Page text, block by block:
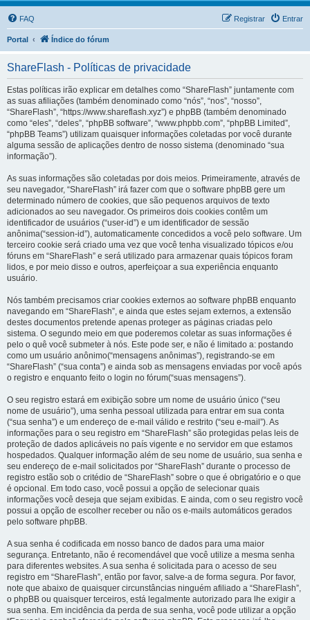
FAQ Entrar
Registrar
Portal Índice do fórum
ShareFlash - Políticas de privacidade
Estas políticas irão explicar em detalhes como “ShareFlash” juntamente com
as suas afiliações (também denominado como “nós”, “nos”, “nosso”,
“ShareFlash”, “https://www.shareflash.xyz”) e phpBB (também denominado
como “eles”, “deles”, “phpBB software”, “www.phpbb.com”, “phpBB Limited”,
“phpBB Teams”) utilizam quaisquer informações coletadas por você durante
alguma sessão de aplicações dentro de nosso sistema (denominado “sua
informação”).
As suas informações são coletadas por dois meios. Primeiramente, através de
seu navegador, “ShareFlash” irá fazer com que o software phpBB gere um
determinado número de cookies, que são pequenos arquivos de texto
adicionados ao seu navegador. Os primeiros dois cookies contêm um
identificador de usuários (“user-id”) e um identificador de sessão
anônima(“session-id”), automaticamente concedidos a você pelo software. Um
terceiro cookie será criado uma vez que você tenha visualizado tópicos e/ou
fóruns em “ShareFlash” e será utilizado para armazenar quais tópicos foram
lidos, e por meio disso e outros, aperfeiçoar a sua experiência enquanto
usuário.
Nós também precisamos criar cookies externos ao software phpBB enquanto
navegando em “ShareFlash”, e ainda que estes sejam externos, a extensão
destes documentos pretende apenas proteger as páginas criadas pelo
sistema. O segundo meio em que poderemos coletar as suas informações é
pelo o quê você submeter à nós. Este pode ser, e não é limitado a: postando
como um usuário anônimo(“mensagens anônimas”), registrando-se em
“ShareFlash” (“sua conta”) e ainda sob as mensagens enviadas por você após
o registro e enquanto feito o login no fórum(“suas mensagens”).
O seu registro estará em exibição sobre um nome de usuário único (“seu
nome de usuário”), uma senha pessoal utilizada para entrar em sua conta
(“sua senha”) e um endereço de e-mail válido e restrito (“seu e-mail”). As
informações para o seu registro em “ShareFlash” são protegidas pelas leis de
proteção de dados aplicáveis no país vigente e no servidor em que estamos
hospedados. Qualquer informação além de seu nome de usuário, sua senha e
seu endereço de e-mail solicitados por “ShareFlash” durante o processo de
registro estão sob o critédio de “ShareFlash” sobre o que é obrigatório e o que
é opcional. Em todo caso, você possui a opção de selecionar quais
informações você deseja que sejam exibidas. E ainda, com o seu registro você
possui a opção de escolher receber ou não os e-mails automáticos gerados
pelo software phpBB.
A sua senha é codificada em nosso banco de dados para uma maior
segurança. Entretanto, não é recomendável que você utilize a mesma senha
para diferentes websites. A sua senha é solicitada para o acesso de seu
registro em “ShareFlash”, então por favor, salve-a de forma segura. Por favor,
note que abaixo de quaisquer circunstâncias ninguém afiliado a “ShareFlash”,
o phpBB ou quaisquer terceiros, está legalmente autorizado para lhe exigir a
sua senha. Em incidência da perda de sua senha, você pode utilizar a opção